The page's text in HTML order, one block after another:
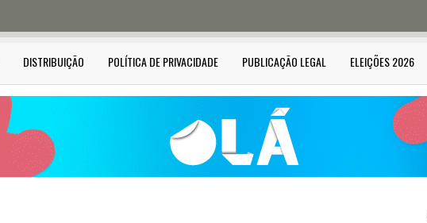
DISTRIBUIÇÃO POLÍTICA DE PRIVACIDADE PUBLICAÇÃO LEGAL ELEIÇÕES 2026